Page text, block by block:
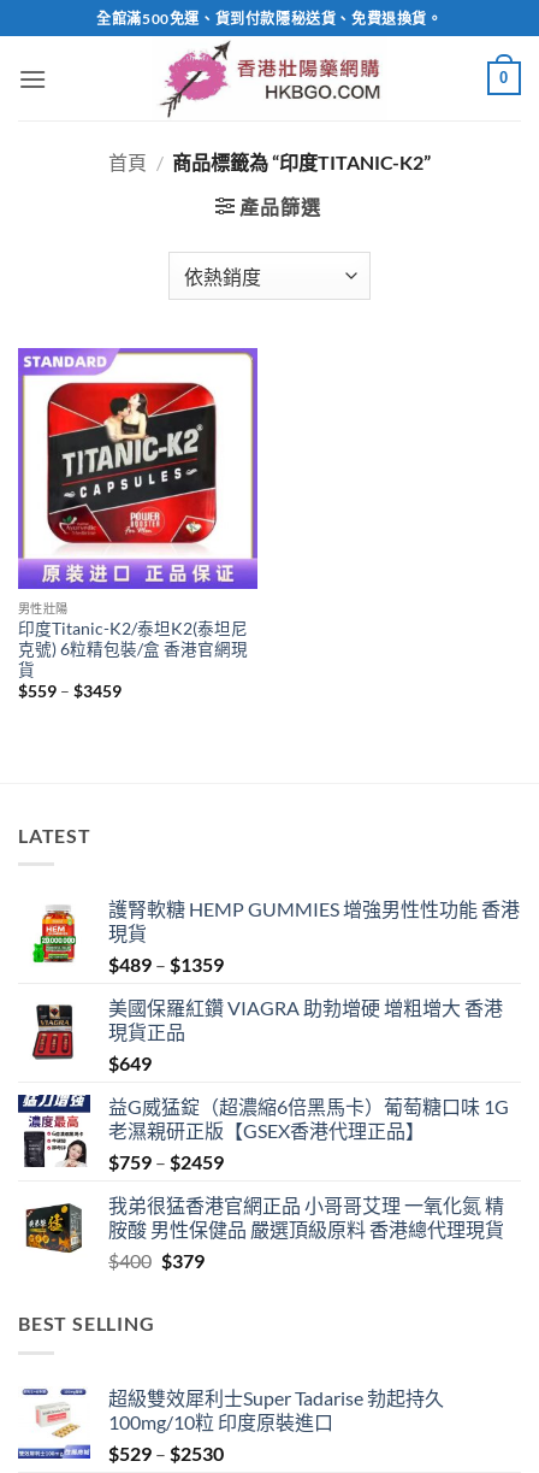
to
content
全館滿500免運、貨到付款隱秘送貨、免費退換貨。
0
首頁 / 商品標籤為 “印度TITANIC-K2”
產品篩選
男性壯陽
印度Titanic-K2/泰坦K2(泰坦尼
克號) 6粒精包裝/盒 香港官網現
貨
$559 – $3459Price
LATEST
護腎軟糖 HEMP GUMMIES 增強男性性功能 香港
現貨
$489 – $1359Price
$489
美國保羅紅鑽 VIAGRA 助勃增硬 增粗增大 香港
現貨正品
$649
益G威猛錠（超濃縮6倍黑馬卡）葡萄糖口味 1G
老濕親研正版【GSEX香港代理正品】
$759 – $2459Price
$759
through
我弟很猛香港官網正品 小哥哥艾理 一氧化氮 精
胺酸 男性保健品 嚴選頂級原料 香港總代理現貨
$400 Original
$379Current
BEST SELLING
超級雙效犀利士Super Tadarise 勃起持久
100mg/10粒 印度原裝進口
$529 – $2530Price